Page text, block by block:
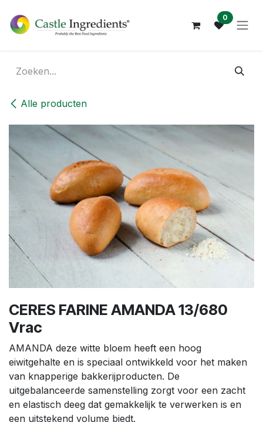
0
Alle producten
CERES FARINE AMANDA 13/680
Vrac
AMANDA deze witte bloem heeft een hoog
eiwitgehalte en is speciaal ontwikkeld voor het maken
van knapperige bakkerijproducten. De
uitgebalanceerde samenstelling zorgt voor een zacht
en elastisch deeg dat gemakkelijk te verwerken is en
een uitstekend volume biedt.